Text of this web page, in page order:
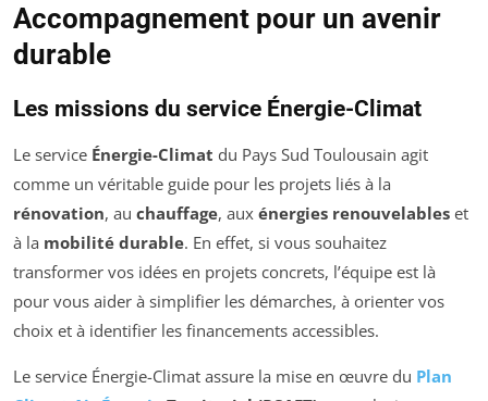
Accompagnement pour un avenir
durable
Les missions du service Énergie-Climat
Le service Énergie-Climat du Pays Sud Toulousain agit
comme un véritable guide pour les projets liés à la
rénovation, au chauffage, aux énergies renouvelables et
à la mobilité durable. En effet, si vous souhaitez
transformer vos idées en projets concrets, l’équipe est là
pour vous aider à simplifier les démarches, à orienter vos
choix et à identifier les financements accessibles.
Le service Énergie-Climat assure la mise en œuvre du Plan